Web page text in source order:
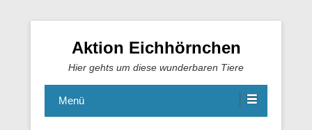
Aktion Eichhörnchen
Hier gehts um diese wunderbaren Tiere
Menü